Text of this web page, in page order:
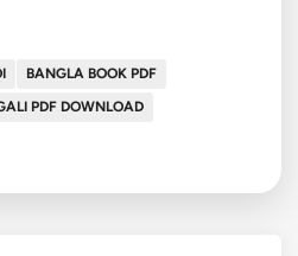
BANGLA BOOK PDF
PDF DOWNLOAD